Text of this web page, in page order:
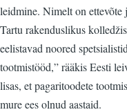
leidmine. Nimelt on ettevõte
Tartu rakenduslikus
eelistavad noored
tootmistööd,” rääkis Eesti
lisas, et pagaritoodete
mure ees olnud aastaid.